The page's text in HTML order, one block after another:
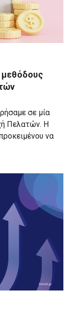
μεθόδους
σε μία
Πελατών. Η
να